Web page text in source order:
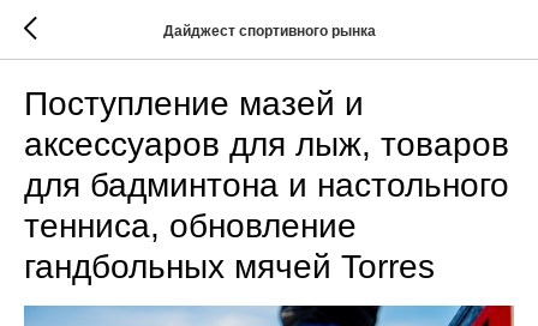
Дайджест спортивного рынка
Поступление мазей и
аксессуаров для лыж, товаров
для бадминтона и настольного
тенниса, обновление
гандбольных мячей Torres